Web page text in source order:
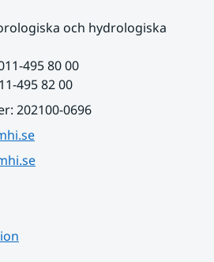
och hydrologiska
495 80 00
495 82 00
202100-0696